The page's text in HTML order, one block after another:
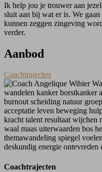
Ik help jou je trouwer aan
sluit aan bij wat er is. We gaan
kunnen zeggen zingeving
verder.
Aanbod
Coachtrajecten
Coachtrajecten